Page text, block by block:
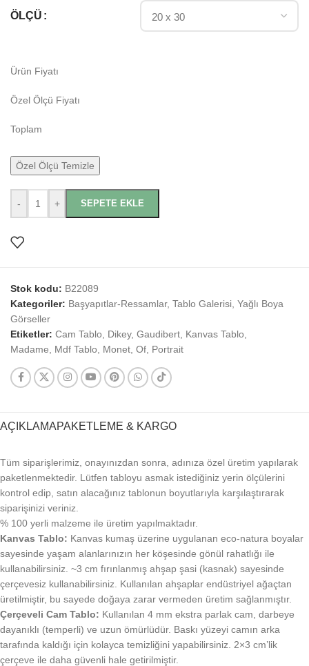
ÖLÇÜ
Ürün Fiyatı
Özel Ölçü Fiyatı
Toplam
Özel Ölçü Temizle
- + SEPETE EKLE
Stok kodu: B22089
Kategoriler: Başyapıtlar-Ressamlar, Tablo Galerisi Yağlı Boya
Görseller
Etiketler: Cam Tablo Dikey, Gaudibert Kanvas Tablo
Madame
Mdf Tablo Monet Of Portrait
AÇIKLAMAPAKETLEME & KARGO
Tüm siparişlerimiz, onayınızdan sonra, adınıza özel üretim yapılarak
paketlenmektedir. Lütfen tabloyu asmak istediğiniz yerin ölçülerini
kontrol edip, satın alacağınız tablonun boyutlarıyla karşılaştırarak
siparişinizi veriniz.
% 100 yerli malzeme ile üretim yapılmaktadır.
Kanvas Tablo: Kanvas kumaş üzerine uygulanan eco-natura boyalar
sayesinde yaşam alanlarınızın her köşesinde gönül rahatlığı ile
kullanabilirsiniz. ~3 cm fırınlanmış ahşap şasi (kasnak) sayesinde
çerçevesiz kullanabilirsiniz. Kullanılan ahşaplar endüstriyel ağaçtan
üretilmiştir, bu sayede doğaya zarar vermeden üretim sağlanmıştır.
Çerçeveli Cam Tablo: Kullanılan 4 mm ekstra parlak cam, darbeye
dayanıklı (temperli) ve uzun ömürlüdür. Baskı yüzeyi camın arka
tarafında kaldığı için kolayca temizliğini yapabilirsiniz. 2×3 cm’lik
çerçeve ile daha güvenli hale getirilmiştir.